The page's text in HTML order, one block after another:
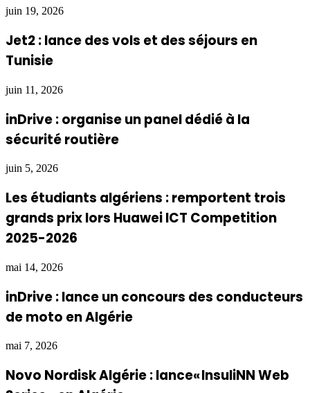
juin 19, 2026
Jet2 : lance des vols et des séjours en
Tunisie
juin 11, 2026
inDrive : organise un panel dédié à la
sécurité routière
juin 5, 2026
Les étudiants algériens : remportent trois
grands prix lors Huawei ICT Competition
2025-2026
mai 14, 2026
inDrive : lance un concours des conducteurs
de moto en Algérie
mai 7, 2026
Novo Nordisk Algérie : lance« InsuliNN Web